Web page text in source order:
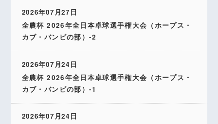
2026年07月27日
全農杯 2026年全日本卓球選手権大会（ホープス・
カブ・バンビの部）-2
2026年07月24日
全農杯 2026年全日本卓球選手権大会（ホープス・
カブ・バンビの部）-1
2026年07月24日